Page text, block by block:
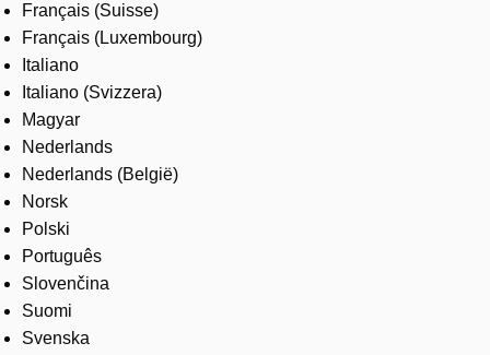
Français (Suisse)
Français (Luxembourg)
Italiano
Italiano (Svizzera)
Magyar
Nederlands
Nederlands (België)
Norsk
Polski
Português
Slovenčina
Suomi
Svenska